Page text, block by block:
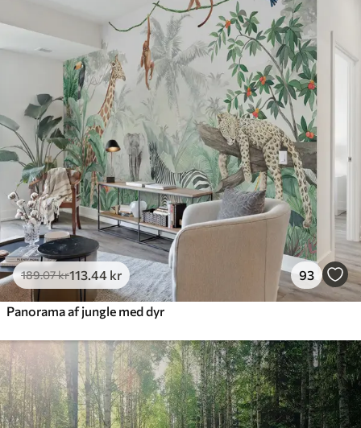
Premium
.33269.00kr/m²
Premium vinyl
516.67310.00 kr/m²
Peel and Stick
666.67400.00kr/m²
189.07kr113 .44 kr 93
Panorama af jungle med dyr